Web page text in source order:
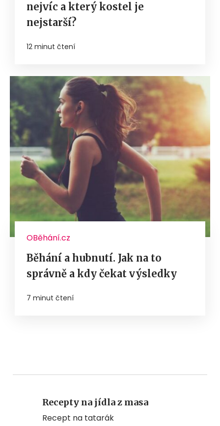
nejvíc a který kostel je
nejstarší?
12 minut čtení
OBěhání.cz
Běhání a hubnutí. Jak na to
správně a kdy čekat výsledky
7 minut čtení
Recepty na jídla z masa
Recept na tatarák